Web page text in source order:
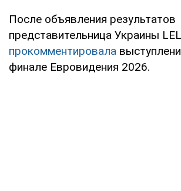
После объявления результатов
представительница Украины
прокомментировала
финале Евровидения 2026.